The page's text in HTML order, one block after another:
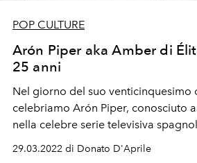
POP CULTURE
Arón Piper aka Amber di
25 anni
Nel giorno del suo venticinquesimo
celebriamo Arón Piper, conosciuto
nella celebre serie televisiva
29.03.2022 di Donato D'Aprile